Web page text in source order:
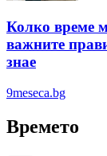
Колко време
важните
знае
9meseca.bg
Времето